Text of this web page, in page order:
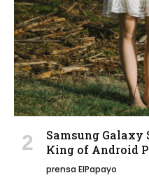
Samsung Galaxy
King of Android
prensa ElPapayo